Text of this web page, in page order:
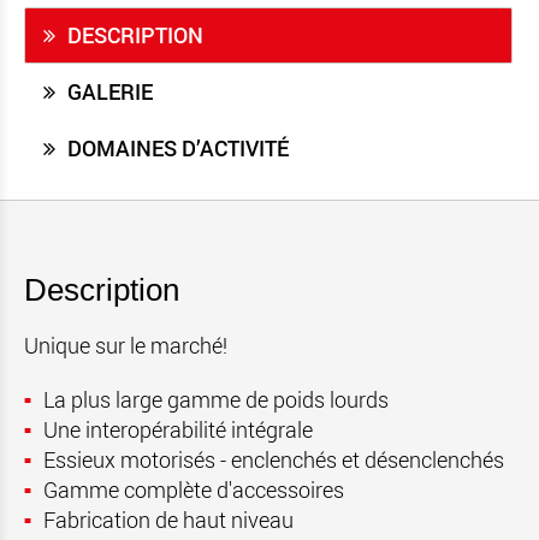
DESCRIPTION
GALERIE
DOMAINES D’ACTIVITÉ
Description
Unique sur le marché!
La plus large gamme de poids lourds
Une interopérabilité intégrale
Essieux motorisés -enclenchés et désenclenchés
Gamme complète d'accessoires
Fabrication de haut niveau